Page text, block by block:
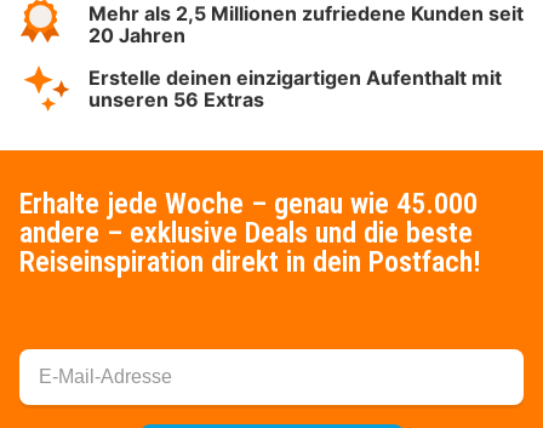
Mehr als 2,5 Millionen zufriedene Kunden seit
20 Jahren
Erstelle deinen einzigartigen Aufenthalt mit
unseren 56 Extras
Erhalte jede Woche – genau wie 45.000
andere – exklusive Deals und die beste
Reiseinspiration direkt in dein Postfach!